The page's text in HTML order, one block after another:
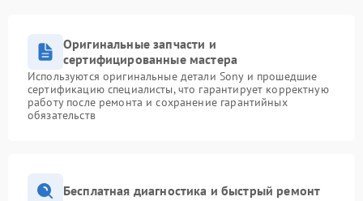
Оригинальные запчасти и
сертифицированные мастера
Используются оригинальные детали Sony и прошедшие
сертификацию специалисты, что гарантирует корректную
работу после ремонта и сохранение гарантийных
обязательств
Бесплатная диагностика и быстрый ремонт